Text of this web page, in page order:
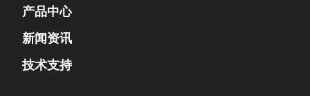
产品中心
新闻资讯
技术支持